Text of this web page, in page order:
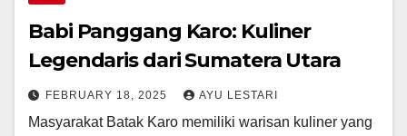
Babi Panggang Karo: Kuliner
Legendaris dari Sumatera Utara
FEBRUARY 18, 2025 AYU LESTARI
Masyarakat Batak Karo memiliki warisan kuliner yang